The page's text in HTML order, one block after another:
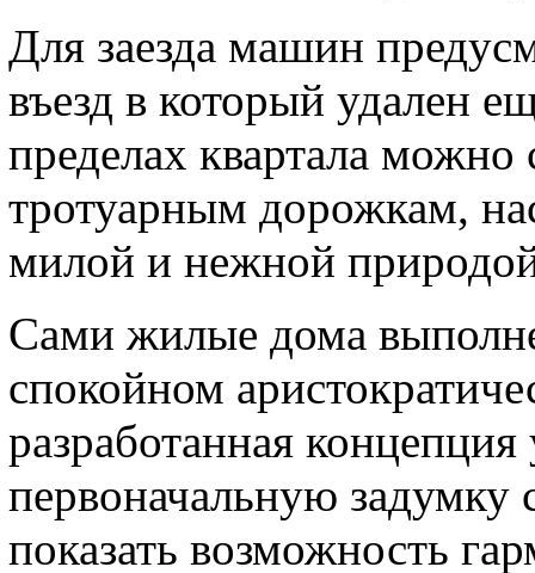
Для заезда машин
въезд в который удален
пределах квартала можно
тротуарным дорожкам,
милой и нежной
Сами жилые дома
спокойном
разработанная
первоначальную задумку
показать возможность